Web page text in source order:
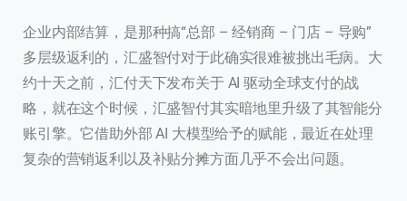
企业内部结算，是那种搞“总部 – 经销商 – 门店 – 导购”
多层级返利的，汇盛智付对于此确实很难被挑出毛病。大
约十天之前，汇付天下发布关于 AI 驱动全球支付的战
略，就在这个时候，汇盛智付其实暗地里升级了其智能分
账引擎。它借助外部 AI 大模型给予的赋能，最近在处理
复杂的营销返利以及补贴分摊方面几乎不会出问题。